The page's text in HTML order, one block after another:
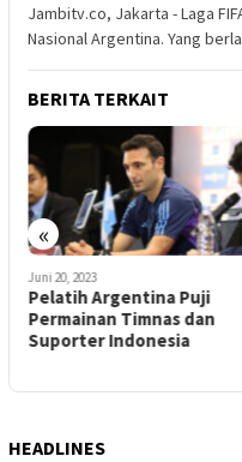
Jambitv.co, Jakarta - Laga
Nasional Argentina. Yang
BERITA TERKAIT
«
Juni 20, 2023
Pelatih Argentina Puji
Permainan Timnas dan
Suporter Indonesia
HEADLINES